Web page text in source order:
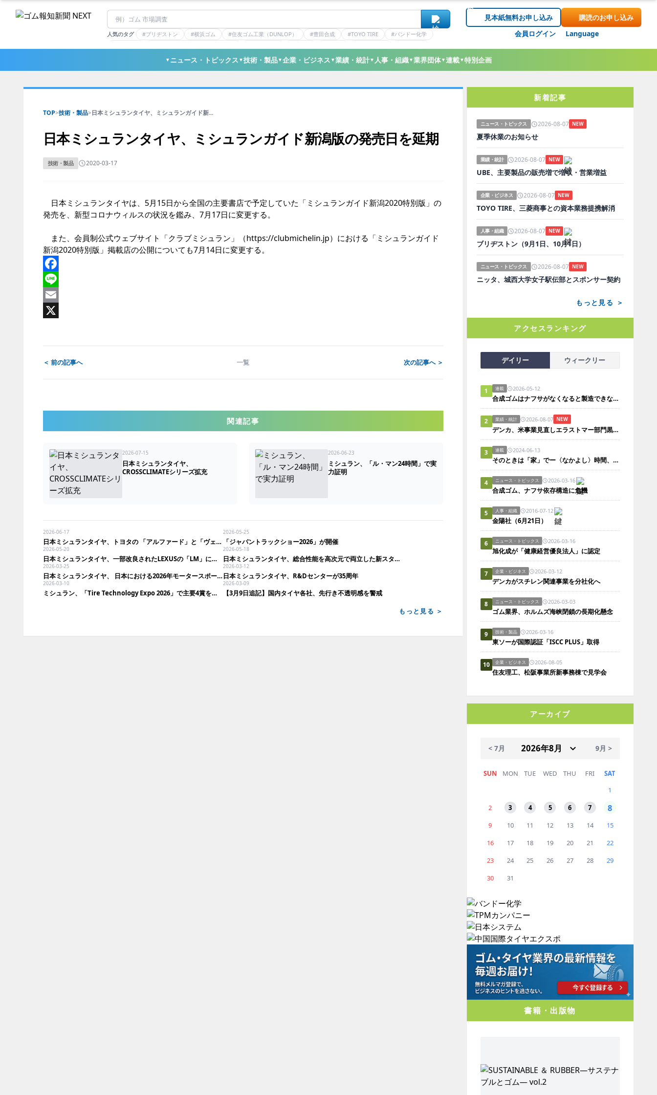
人気のタグ #ブリヂストン #横浜ゴム #住友ゴム工業（DUNLOP） #豊田合成 #TOYO TIRE
#バンドー化学
#東ソー
見本紙無料お申し込み
購読のお申し込み
会員ログイン
Language
▼ ニュース・トピックス ▼技術・製品▼企業・ビジネス ▼業績・統計▼ 人事・組織▼業界団体▼連載▼特別企画
TOP>技術・製品>日本ミシュランタイヤ、ミシュランガイド新...
日本ミシュランタイヤ、ミシュランガイド新潟版の発売日を延期
技術・製品 2020-03-17
日本ミシュランタイヤは、5月15日から全国の主要書店で予定していた「ミシュランガイド新潟2020特別版」の
発売を、新型コロナウィルスの状況を鑑み、7月17日に変更する。
また、会員制公式ウェブサイト「クラブミシュラン」（https://clubmichelin.jp）における「ミシュランガイド
新潟2020特別版」掲載店の公開についても7月14日に変更する。
Facebook
Line
Email
＜ 前の記事へ 一覧 次の記事へ ＞
関連記事
2026-07-15
日本ミシュランタイヤ、
CROSSCLIMATEシリーズ拡充
2026-06-23
ミシュラン、「ル・マン24時間」で実
力証明
2026-06-17
日本ミシュランタイヤ、トヨタの 「アルファード」と「ヴェルファイア」に純正装着
2026-05-25
「ジャパントラックショー2026」が開催
2026-05-20
日本ミシュランタイヤ、一部改良されたLEXUSの「LM」に純正装着
2026-05-18
日本ミシュランタイヤ、総合性能を高次元で両立した新スタッドレス「X－ICE SNOW+」投入
2026-03-25
日本ミシュランタイヤ、 日本における2026年モータースポーツ活動を発表
2026-03-12
日本ミシュランタイヤ、R&Dセンターが35周年
2026-03-10
ミシュラン、「Tire Technology Expo 2026」で主要4賞を同時受賞
2026-03-09
【3月9日追記】国内タイヤ各社、先行き不透明感を警戒
もっと見る ＞
新着記事
ニュース・トピックス 2026-08-07 NEW
夏季休業のお知らせ
業績・統計 2026-08-07 NEW
UBE、主要製品の販売増で増収・営業増益
企業・ビジネス 2026-08-07 NEW
TOYO TIRE、三菱商事との資本業務提携解消
人事・組織 2026-08-07 NEW
ブリヂストン（9月1日、10月1日）
ニュース・トピックス 2026-08-07 NEW
ニッタ、城西大学女子駅伝部とスポンサー契約
もっと見る ＞
アクセスランキング
デイリー ウィークリー
1 連載 2026-05-12
合成ゴムはナフサがなくなると製造できないのか？
2 業績・統計 2026-08-07 NEW
デンカ、米事業見直しエラストマー部門黒字化
3 連載 2024-06-13
そのときは「家」でー〈なかよし〉時間、〈自然死〉ハイライト。
4 ニュース・トピックス 2026-03-16
合成ゴム、ナフサ依存構造に危機
5 人事・組織 2016-07-12
金陽社（6月21日）
6 ニュース・トピックス 2026-03-16
旭化成が「健康経営優良法人」に認定
7 企業・ビジネス 2026-03-12
デンカがスチレン関連事業を分社化へ
8 ニュース・トピックス 2026-03-03
ゴム業界、ホルムズ海峡閉鎖の長期化懸念
9 技術・製品 2026-03-16
東ソーが国際認証「ISCC PLUS」取得
10 企業・ビジネス 2026-08-05
住友理工、松阪事業所新事務棟で見学会
アーカイブ
< 7月 9月 >
SUN MON TUE WED THU FRI
SAT
1
2
3 4 5 6 7 8
9 10 11 12 13 14
15
16
17 18 19 20 21
22
23
24 25 26 27 28
29
30
31
書籍・出版物